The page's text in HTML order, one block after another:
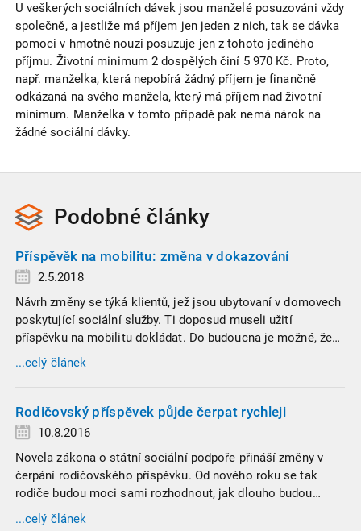
U veškerých sociálních dávek jsou manželé posuzováni vždy
společně, a jestliže má příjem jen jeden z nich, tak se dávka
pomoci v hmotné nouzi posuzuje jen z tohoto jediného
příjmu. Životní minimum 2 dospělých činí 5 970 Kč. Proto,
např. manželka, která nepobírá žádný příjem je finančně
odkázaná na svého manžela, který má příjem nad životní
minimum. Manželka v tomto případě pak nemá nárok na
žádné sociální dávky.
Podobné články
Příspěvěk na mobilitu: změna v dokazování
2.5.2018
Návrh změny se týká klientů, jež jsou ubytovaní v domovech
poskytující sociální služby. Ti doposud museli užití
příspěvku na mobilitu dokládat. Do budoucna je možné, že
jim tato povinnost zanikne. Změna má být totiž zahrnuta v
senátní novele, kterou v současné době podpořila
...celý článek
Rodičovský příspěvek půjde čerpat rychleji
10.8.2016
Novela zákona o státní sociální podpoře přináší změny v
čerpání rodičovského příspěvku. Od nového roku se tak
rodiče budou moci sami rozhodnout, jak dlouho budou
příspěvek čerpat, a to i v případě lidí neplatících si sociální
...celý článek